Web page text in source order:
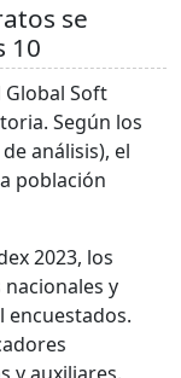
se
10
Global Soft
Según los
análisis), el
población
2023, los
y
encuestados.